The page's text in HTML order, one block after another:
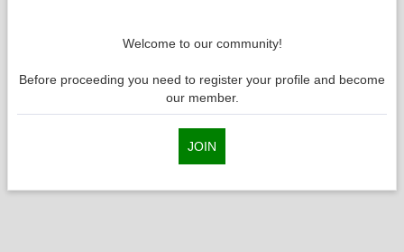
Welcome to our community!
Before proceeding you need to register your profile and become
our member.
JOIN